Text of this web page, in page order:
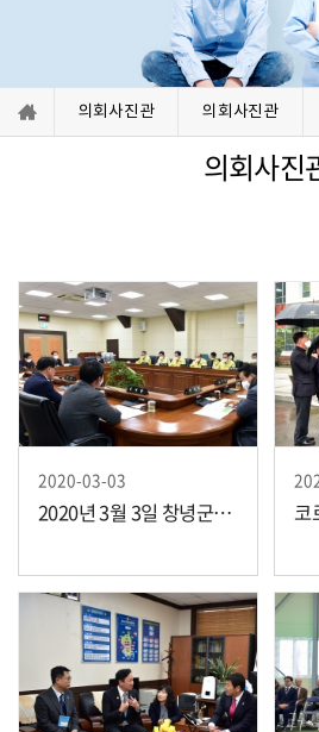
의회사진관 의회사진관
의회사진
2020-03-03
2020년 3월 3일 창녕군의회 간담회